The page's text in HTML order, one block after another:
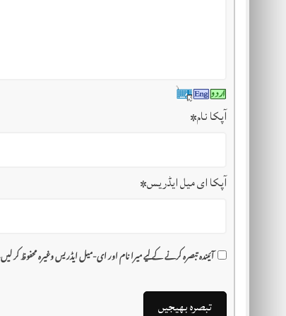
آپکا نام*
آپکا ای میل ایڈریس*
آئیندہ تبصرہ کرنے کے لیے میرا نام اور ای-میل ایڈریس وغیرہ محفوظ کر